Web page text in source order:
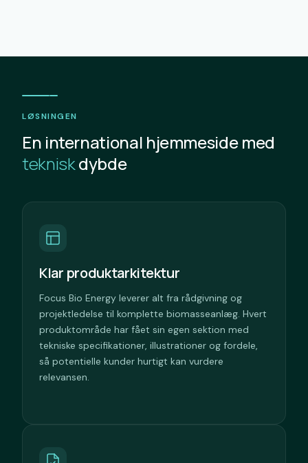
LØSNINGEN
En international hjemmeside med
tekniskdybde
Klar produktarkitektur
Focus Bio Energy leverer alt fra rådgivning og
projektledelse til komplette biomasseanlæg. Hvert
produktområde har fået sin egen sektion med
tekniske specifikationer, illustrationer og fordele,
så potentielle kunder hurtigt kan vurdere
relevansen.